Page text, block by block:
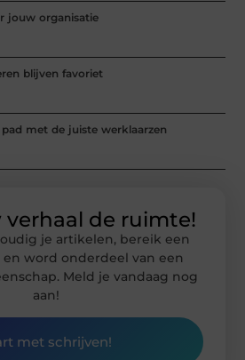
jouw organisatie
blijven favoriet
met de juiste werklaarzen
verhaal de ruimte!
je artikelen, bereik een
word onderdeel van een
Meld je vandaag nog
aan!
met schrijven!